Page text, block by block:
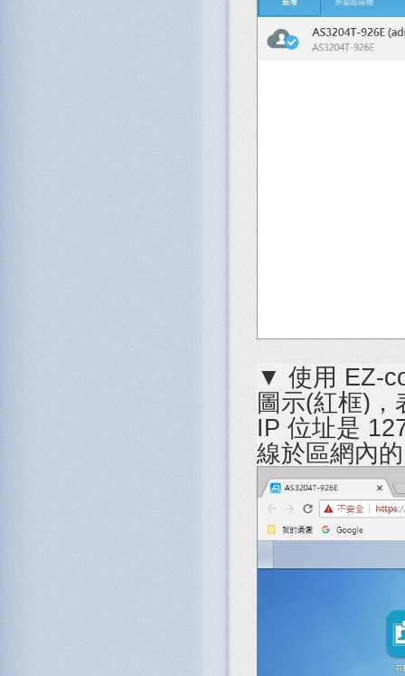
▼ 使用 EZ-
圖示(紅框)
IP 位址是
線於區網內